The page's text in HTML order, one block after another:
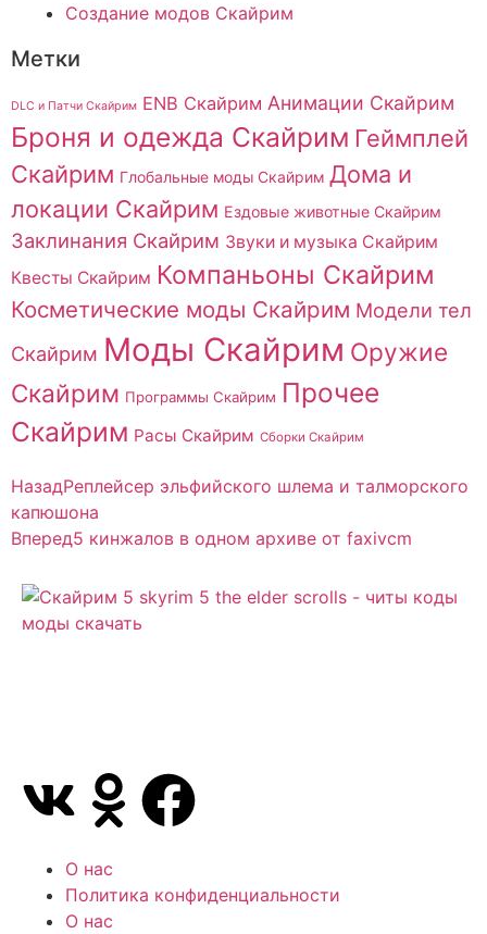
Создание модов Скайрим
Метки
DLC и Патчи Скайрим ENB Скайрим Анимации Скайрим
Броня и одежда Скайрим Геймплей
Скайрим Глобальные моды Скайрим Дома и
локации Скайрим Ездовые животные Скайрим
Заклинания Скайрим Звуки и музыка Скайрим
Квесты Скайрим Компаньоны Скайрим
Косметические моды Скайрим Модели тел
Скайрим Моды Скайрим Оружие
Скайрим Программы Скайрим Прочее
Скайрим Расы Скайрим Сборки Скайрим
НазадРеплейсер эльфийского шлема и талморского
капюшона
Вперед5 кинжалов в одном архиве от faxivcm
О нас
Политика конфиденциальности
О нас